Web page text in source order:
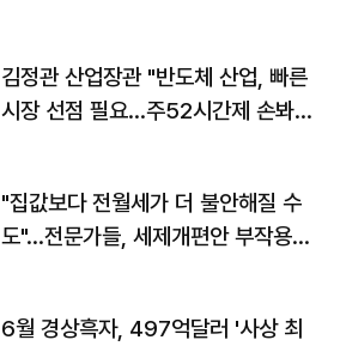
김정관 산업장관 "반도체 산업, 빠른
시장 선점 필요…주52시간제 손봐
"집값보다 전월세가 더 불안해질 수
도"…전문가들, 세제개편안 부작용
6월 경상흑자, 497억달러 '사상 최